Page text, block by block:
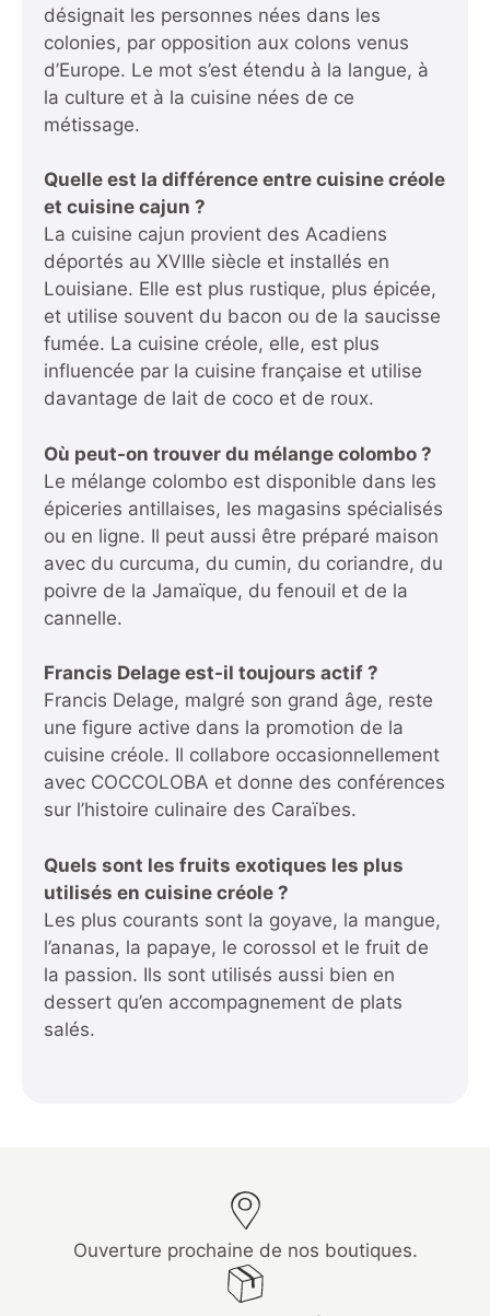
désignait les personnes nées dans les
colonies, par opposition aux colons venus
d’Europe. Le mot s’est étendu à la langue, à
la culture et à la cuisine nées de ce
métissage.
Quelle est la différence entre cuisine créole
et cuisine cajun ?
La cuisine cajun provient des Acadiens
déportés au XVIIIe siècle et installés en
Louisiane. Elle est plus rustique, plus épicée,
et utilise souvent du bacon ou de la saucisse
fumée. La cuisine créole, elle, est plus
influencée par la cuisine française et utilise
davantage de lait de coco et de roux.
Où peut-on trouver du mélange colombo ?
Le mélange colombo est disponible dans les
épiceries antillaises, les magasins spécialisés
ou en ligne. Il peut aussi être préparé maison
avec du curcuma, du cumin, du coriandre, du
poivre de la Jamaïque, du fenouil et de la
cannelle.
Francis Delage est-il toujours actif ?
Francis Delage, malgré son grand âge, reste
une figure active dans la promotion de la
cuisine créole. Il collabore occasionnellement
avec COCCOLOBA et donne des conférences
sur l’histoire culinaire des Caraïbes.
Quels sont les fruits exotiques les plus
utilisés en cuisine créole ?
Les plus courants sont la goyave, la mangue,
l’ananas, la papaye, le corossol et le fruit de
la passion. Ils sont utilisés aussi bien en
dessert qu’en accompagnement de plats
salés.
Ouverture prochaine de nos boutiques.